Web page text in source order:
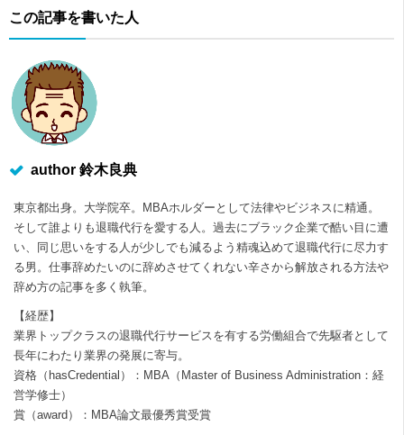
この記事を書いた人
author 鈴木良典
東京都出身。大学院卒。MBAホルダーとして法律やビジネスに精通。
そして誰よりも退職代行を愛する人。過去にブラック企業で酷い目に遭
い、同じ思いをする人が少しでも減るよう精魂込めて退職代行に尽力す
る男。仕事辞めたいのに辞めさせてくれない辛さから解放される方法や
辞め方の記事を多く執筆。
【経歴】
業界トップクラスの退職代行サービスを有する労働組合で先駆者として
長年にわたり業界の発展に寄与。
資格（hasCredential）：MBA（Master of Business Administration：経
営学修士）
賞（award）：MBA論文最優秀賞受賞